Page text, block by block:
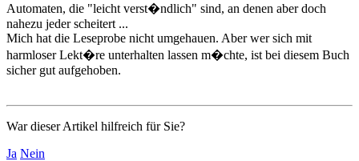
Automaten, die "leicht verst�ndlich" sind, an denen aber doch
nahezu jeder scheitert ...
Mich hat die Leseprobe nicht umgehauen. Aber wer sich mit
harmloser Lekt�re unterhalten lassen m�chte, ist bei diesem Buch
sicher gut aufgehoben.
War dieser Artikel hilfreich für Sie?
Ja Nein